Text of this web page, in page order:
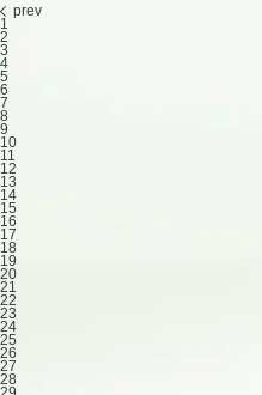
prev
1
2
3
4
5
6
7
8
9
10
11
12
13
14
15
16
17
18
19
20
21
22
23
24
25
26
27
28